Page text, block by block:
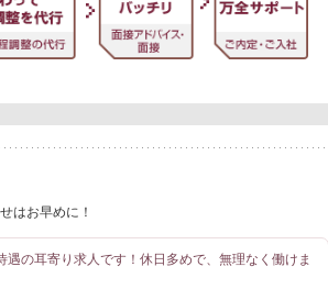
はお早めに！
の耳寄り求人です！休日多めで、無理なく働けま